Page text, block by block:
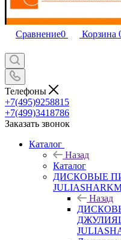
Сравнение0 Корзина
Телефоны
+7(495)9258815
+7(499)3418786
Заказать звонок
Каталог
Назад
Каталог
ДИСКОВЫЕ
Назад